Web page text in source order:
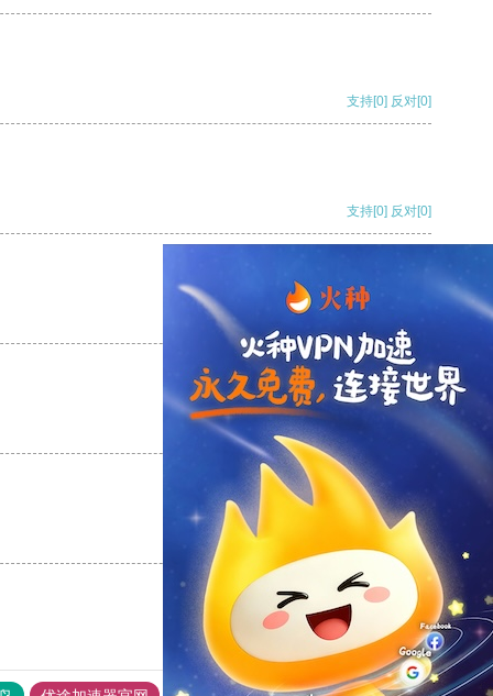
支持[0] 反对[0]
支持[0] 反对[0]
反对
反对[0]